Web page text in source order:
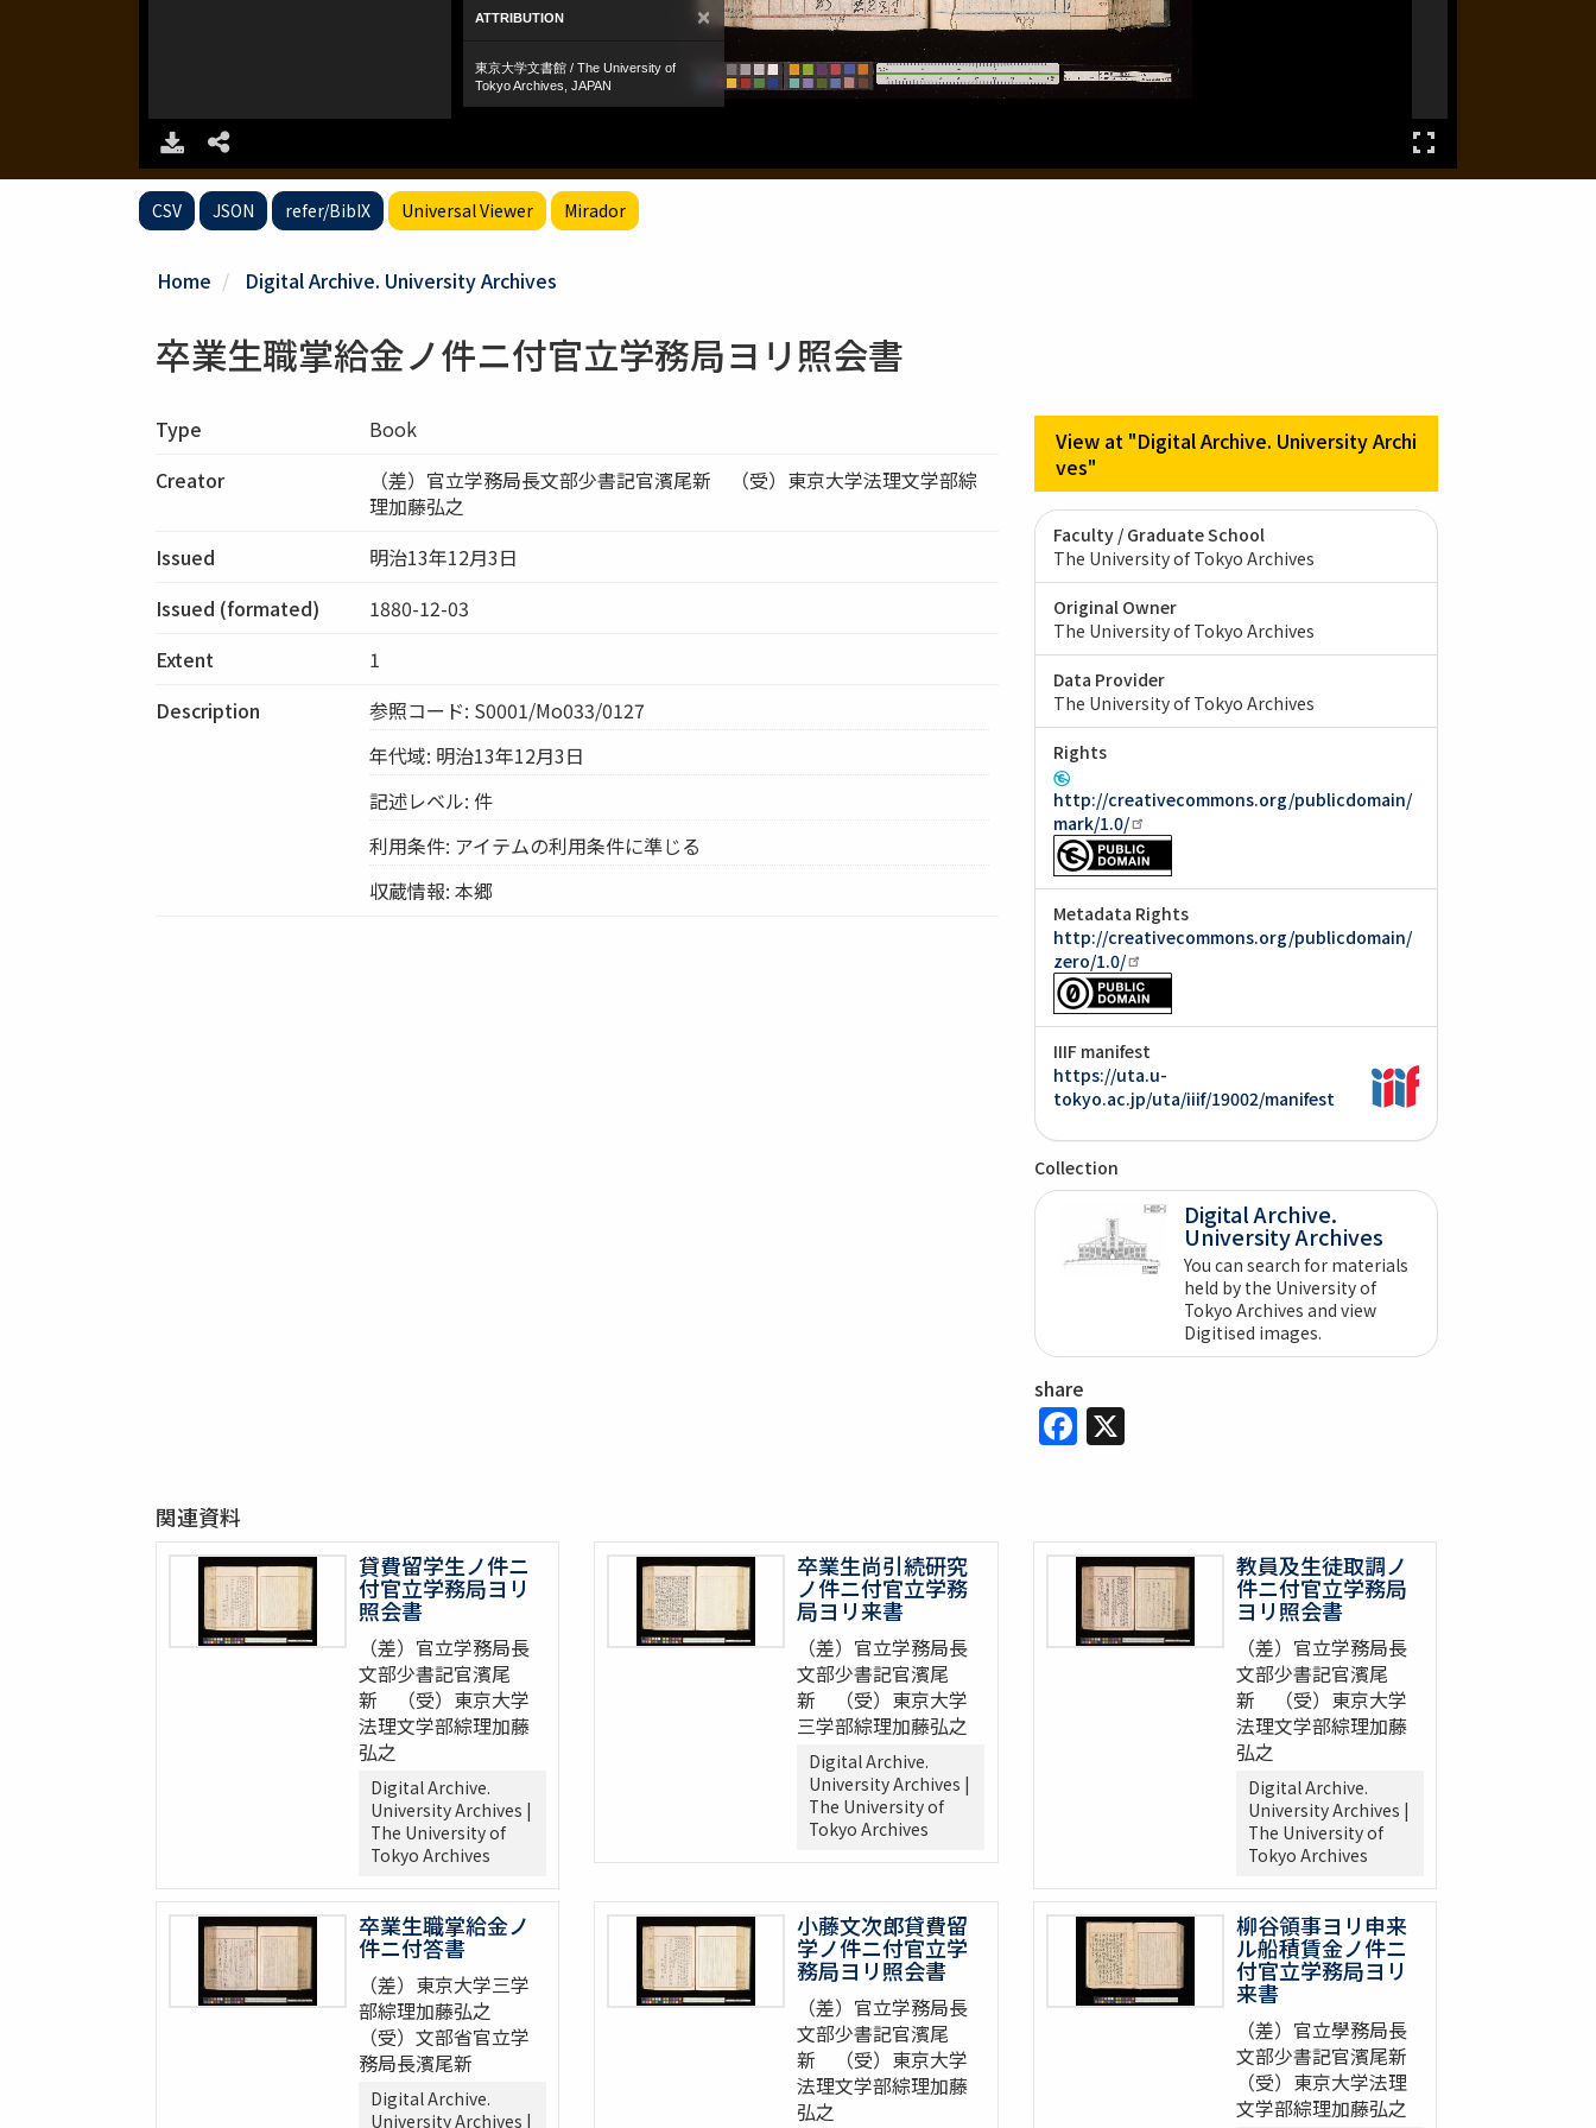
CSV JSON refer/BibIX Universal Viewer Mirador
Home Digital Archive. University Archives
卒業生職掌給金ノ件ニ付官立学務局ヨリ照会書
Type
Book
Creator
（差）官立学務局長文部少書記官濱尾新 （受）東京大学法理文学部綜
理加藤弘之
Issued
明治13年12月3日
Issued (formated)
1880-12-03
Extent
1
Description
参照コード: S0001/Mo033/0127
年代域: 明治13年12月3日
記述レベル: 件
利用条件: アイテムの利用条件に準じる
収蔵情報: 本郷
View at "Digital Archive. University Archi
ves"
Faculty / Graduate School
The University of Tokyo Archives
Original Owner
The University of Tokyo Archives
Data Provider
The University of Tokyo Archives
Rights
http://creativecommons.org/publicdomain/
mark/1.0/
Metadata Rights
http://creativecommons.org/publicdomain/
zero/1.0/
IIIF manifest
https://uta.u-
tokyo.ac.jp/uta/iiif/19002/manifest
Collection
Digital Archive.
University Archives
You can search for materials
held by the University of
Tokyo Archives and view
Digitised images.
share
Facebook
X
関連資料
貸費留学生ノ件ニ
付官立学務局ヨリ
照会書
（差）官立学務局長
文部少書記官濱尾
新 （受）東京大学
法理文学部綜理加藤
弘之
Digital Archive.
University Archives |
The University of
Tokyo Archives
卒業生尚引続研究
ノ件ニ付官立学務
局ヨリ来書
（差）官立学務局長
文部少書記官濱尾
新 （受）東京大学
三学部綜理加藤弘之
Digital Archive.
University Archives |
The University of
Tokyo Archives
教員及生徒取調ノ
件ニ付官立学務局
ヨリ照会書
（差）官立学務局長
文部少書記官濱尾
新 （受）東京大学
法理文学部綜理加藤
弘之
Digital Archive.
University Archives |
The University of
Tokyo Archives
卒業生職掌給金ノ
件ニ付答書
（差）東京大学三学
部綜理加藤弘之
（受）文部省官立学
務局長濱尾新
Digital Archive.
University Archives |
小藤文次郎貸費留
学ノ件ニ付官立学
務局ヨリ照会書
（差）官立学務局長
文部少書記官濱尾
新 （受）東京大学
法理文学部綜理加藤
弘之
柳谷領事ヨリ申来
ル船積賃金ノ件ニ
付官立学務局ヨリ
来書
（差）官立學務局長
文部少書記官濱尾新
（受）東京大学法理
文学部綜理加藤弘之